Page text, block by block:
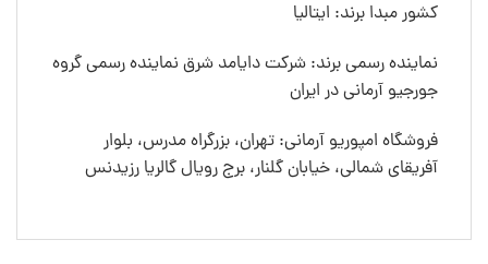
کشور مبدا برند: ایتالیا
نماینده رسمی برند: شرکت دایامد شرق نماینده رسمی گروه
جورجیو آرمانی در ایران
فروشگاه امپوریو آرمانی: تهران، بزرگراه مدرس، بلوار
آفریقای شمالی، خیابان گلنار، برج رویال گالریا رزیدنس